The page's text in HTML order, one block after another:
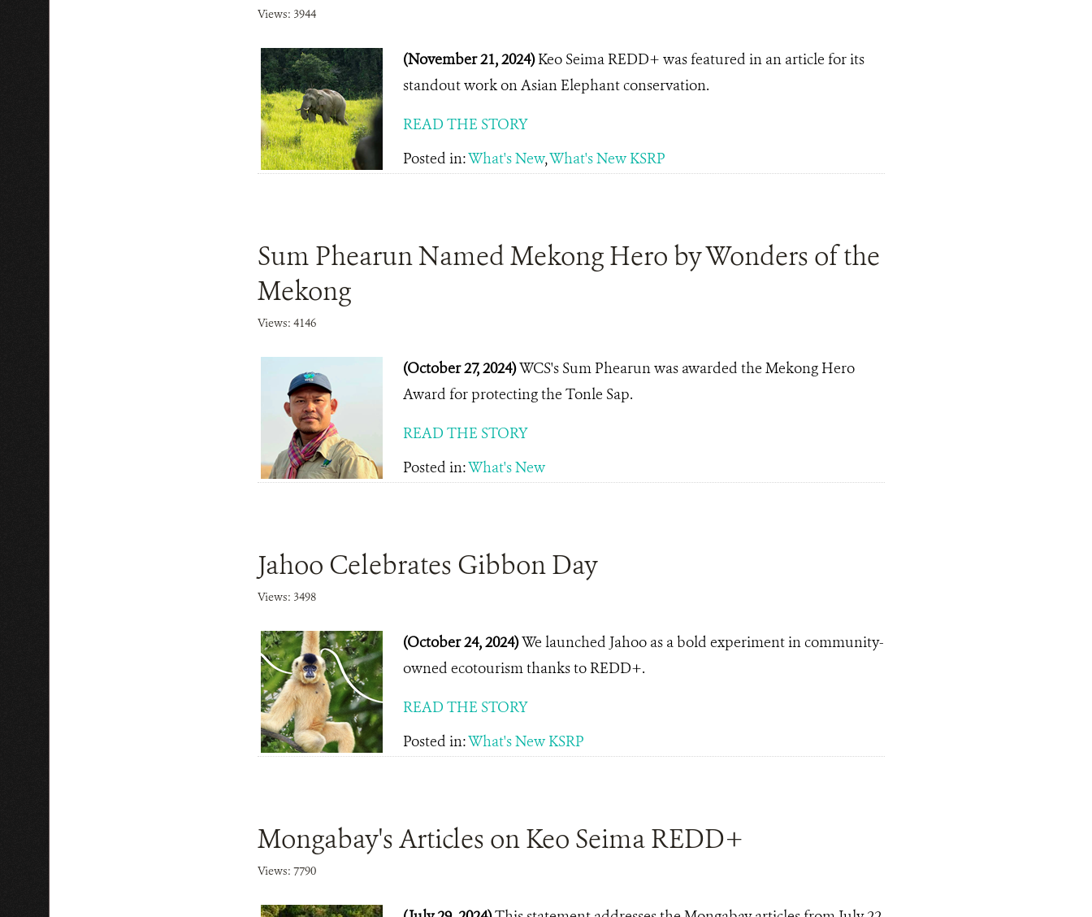
Views: 3944
(November 21, 2024)Keo Seima REDD+ was featured in an article for its
standout work on Asian Elephant conservation.
READ THE STORY
Posted in:What's New,What's New KSRP
Sum Phearun Named Mekong Hero by Wonders of the
Mekong
Views: 4146
(October 27, 2024)WCS's Sum Phearun was awarded the Mekong Hero
Award for protecting the Tonle Sap.
READ THE STORY
Posted in:What's New
Jahoo Celebrates Gibbon Day
Views: 3498
(October 24, 2024)We launched Jahoo as a bold experiment in community-
owned ecotourism thanks to REDD+.
READ THE STORY
Posted in:What's New KSRP
Mongabay's Articles on Keo Seima REDD+
Views: 7790